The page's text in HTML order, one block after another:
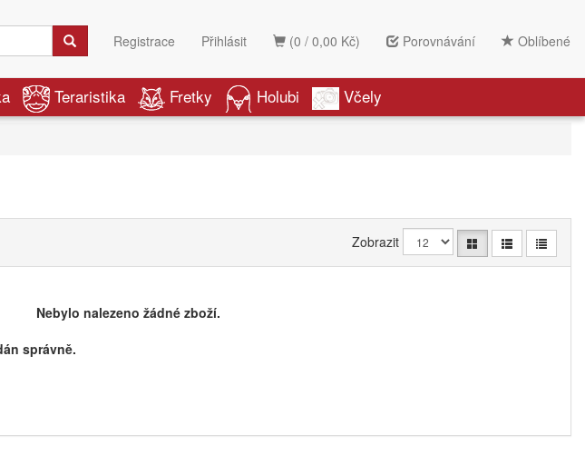
(0 / 0,00 Kč) Porovnávání Oblíbené
Registrace Přihlásit
Teraristika Fretky Holubi Včely
Zobrazit
Nebylo nalezeno žádné zboží.
správně.